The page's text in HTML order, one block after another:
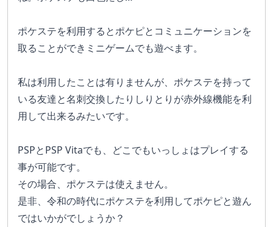
ポケステを利用するとポケピとコミュニケーションを
取ることができミニゲームでも遊べます。
私は利用したことは有りませんが、ポケステを持って
いる友達と名刺交換したりしりとりが赤外線機能を利
用して出来るみたいです。
PSPとPSP Vitaでも、どこでもいっしょはプレイする
事が可能です。
その場合、ポケステは使えません。
是非、令和の時代にポケステを利用してポケピと遊ん
ではいかがでしょうか？